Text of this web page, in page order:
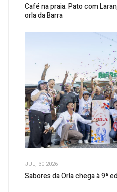
Café na praia: Pato com
orla da Barra
JUL, 30 2026
Sabores da Orla chega à 9ª